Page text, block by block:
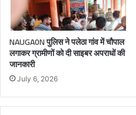
NAUGA0N पुलिस ने पलेठा गांव में चौपाल
लगाकर ग्रामीणों को दी साइबर अपराधों की
जानकारी
July 6, 2026